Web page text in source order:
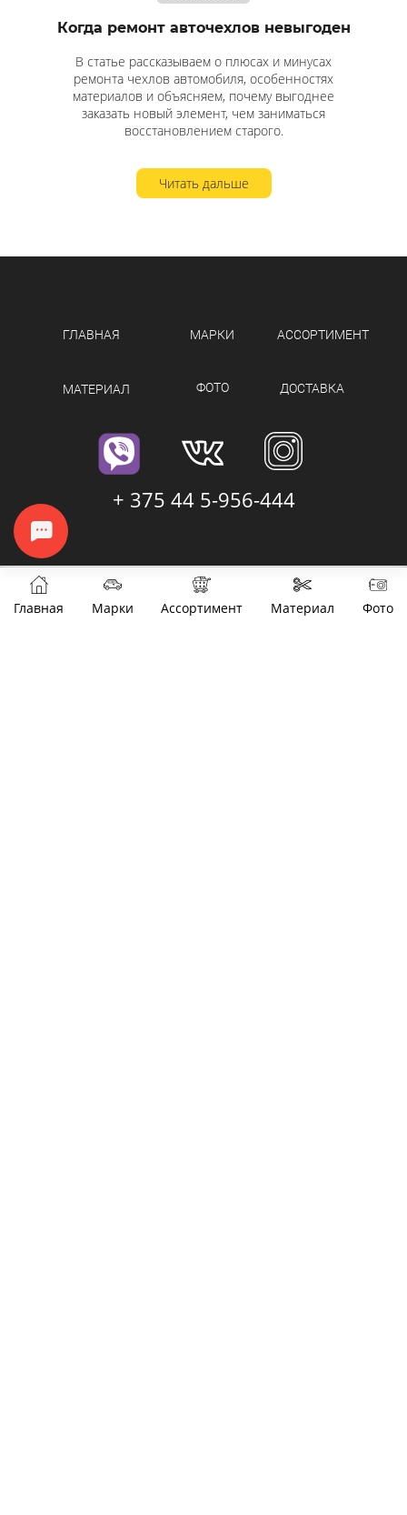
Главная Марки Ассортимент Материал Фото
Когда ремонт авточехлов невыгоден
В статье рассказываем о плюсах и минусах
ремонта чехлов автомобиля, особенностях
материалов и объясняем, почему выгоднее
заказать новый элемент, чем заниматься
восстановлением старого.
Читать дальше
ГЛАВНАЯ
МАТЕРИАЛ
МАРКИ
ФОТО
АССОРТИМЕНТ
ДОСТАВКА
+ 375 44 5-956-444